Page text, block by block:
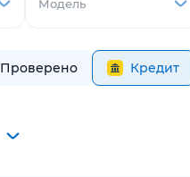
Модель
Проверено Кредит